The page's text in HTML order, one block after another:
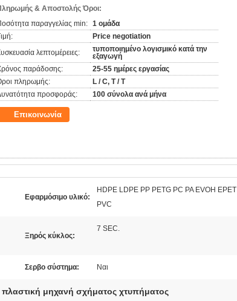
& Αποστολής Όροι:
παραγγελίας min: 1 ομάδα
Price negotiation
λεπτομέρειες:
τυποποιημένο λογισμικό κατά την
εξαγωγή
παράδοσης:
25-55 ημέρες εργασίας
πληρωμής:
L / C, T / T
προσφοράς:
100 σύνολα ανά μήνα
Επικοινωνία
Εφαρμόσιμο υλικό:
HDPE LDPE PP PETG PC PA EVOH EPET
PVC
Ξηρός κύκλος:
7 SEC.
Σερβο σύστημα: Ναι
πλαστική μηχανή σχήματος χτυπήματος